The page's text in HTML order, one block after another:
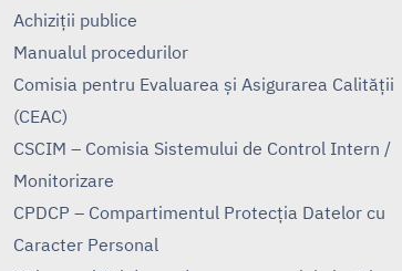
Achiziții publice
Manualul procedurilor
Comisia pentru Evaluarea și Asigurarea Calității
(CEAC)
CSCIM – Comisia Sistemului de Control Intern /
Monitorizare
CPDCP – Compartimentul Protecția Datelor cu
Caracter Personal